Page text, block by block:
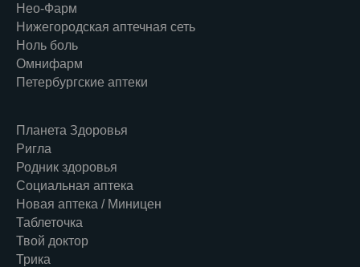
Нео-Фарм
Нижегородская аптечная сеть
Ноль боль
Омнифарм
Петербургские аптеки
Планета Здоровья
Ригла
Родник здоровья
Социальная аптека
Новая аптека / Миницен
Таблеточка
Твой доктор
Трика